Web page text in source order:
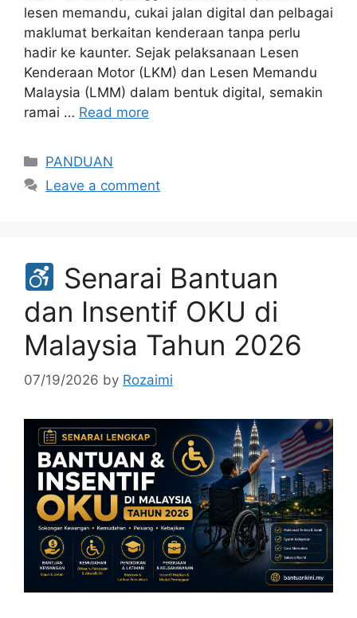
lesen memandu, cukai jalan digital dan pelbagai
maklumat berkaitan kenderaan tanpa perlu
hadir ke kaunter. Sejak pelaksanaan Lesen
Kenderaan Motor (LKM) dan Lesen Memandu
Malaysia (LMM) dalam bentuk digital, semakin
ramai … Read more
Categories
PANDUAN
Leave a comment
Senarai Bantuan
dan Insentif OKU di
Malaysia Tahun 2026
07/19/2026 by Rozaimi